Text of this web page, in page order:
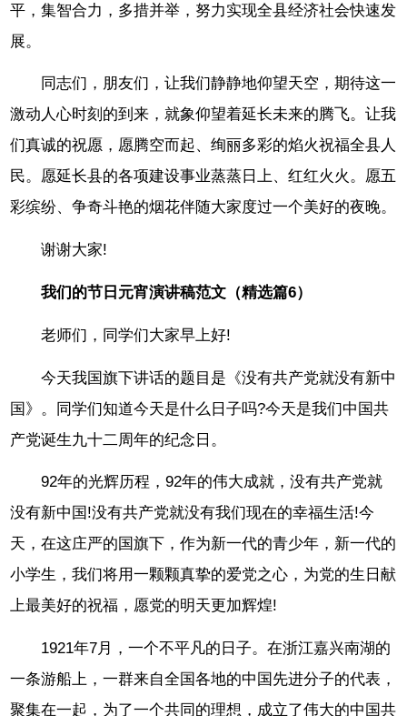
平，集智合力，多措并举，努力实现全县经济社会快速发
展。
同志们，朋友们，让我们静静地仰望天空，期待这一
激动人心时刻的到来，就象仰望着延长未来的腾飞。让我
们真诚的祝愿，愿腾空而起、绚丽多彩的焰火祝福全县人
民。愿延长县的各项建设事业蒸蒸日上、红红火火。愿五
彩缤纷、争奇斗艳的烟花伴随大家度过一个美好的夜晚。
谢谢大家!
我们的节日元宵演讲稿范文（精选篇6）
老师们，同学们大家早上好!
今天我国旗下讲话的题目是《没有共产党就没有新中
国》。同学们知道今天是什么日子吗?今天是我们中国共
产党诞生九十二周年的纪念日。
92年的光辉历程，92年的伟大成就，没有共产党就
没有新中国!没有共产党就没有我们现在的幸福生活!今
天，在这庄严的国旗下，作为新一代的青少年，新一代的
小学生，我们将用一颗颗真挚的爱党之心，为党的生日献
上最美好的祝福，愿党的明天更加辉煌!
1921年7月，一个不平凡的日子。在浙江嘉兴南湖的
一条游船上，一群来自全国各地的中国先进分子的代表，
聚集在一起，为了一个共同的理想，成立了伟大的中国共